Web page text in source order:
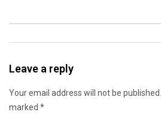
Leave a reply
Your email address will not be
marked *